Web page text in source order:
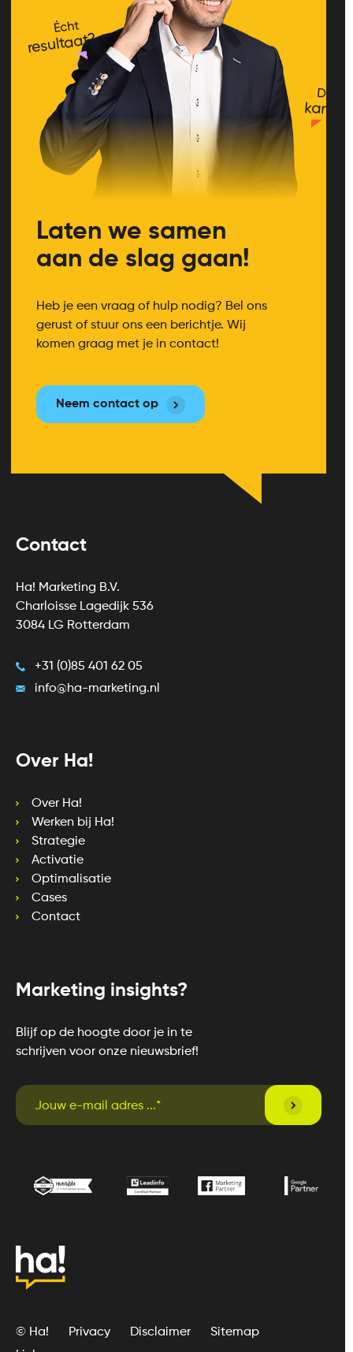
Écht
resultaat?
Dat
kan!
Laten we samen
aan de slag gaan!
Heb je een vraag of hulp nodig? Bel ons
gerust of stuur ons een berichtje. Wij
komen graag met je in contact!
Neem contact op
Over Ha!
Over Ha!
Werken bij Ha!
Strategie
Activatie
Optimalisatie
Cases
Contact
Marketing insights?
Blijf op de hoogte door je in te
schrijven voor onze nieuwsbrief!
Contact
Ha! Marketing B.V.
Charloisse Lagedijk 536
3084 LG Rotterdam
+31 (0)85 401 62 05
info@ha-marketing.nl
© Ha! Privacy Disclaimer
Sitemap